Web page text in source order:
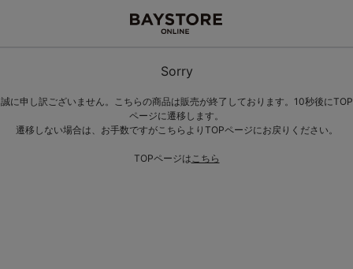
Sorry
誠に申し訳ございません。こちらの商品は販売が終了しております。10秒後にTOP
ページに遷移します。
遷移しない場合は、お手数ですがこちらよりTOPページにお戻りください。
TOPページはこちら